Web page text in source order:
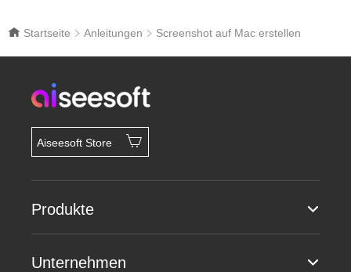
Startseite Anleitungen Screenshot auf Mac erstellen
Aiseesoft Store
Produkte
Unternehmen